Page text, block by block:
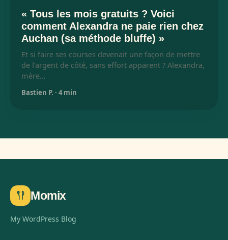
« Tous les mois gratuits ? Voici
comment Alexandra ne paie rien chez
Auchan (sa méthode bluffe) »
Et si faire ses courses devenait une façon de mettre
de l’argent de côté, sans effort apparent ? Alexandra,
mère…
Bastien P. · 4 min
Momix
My WordPress Blog